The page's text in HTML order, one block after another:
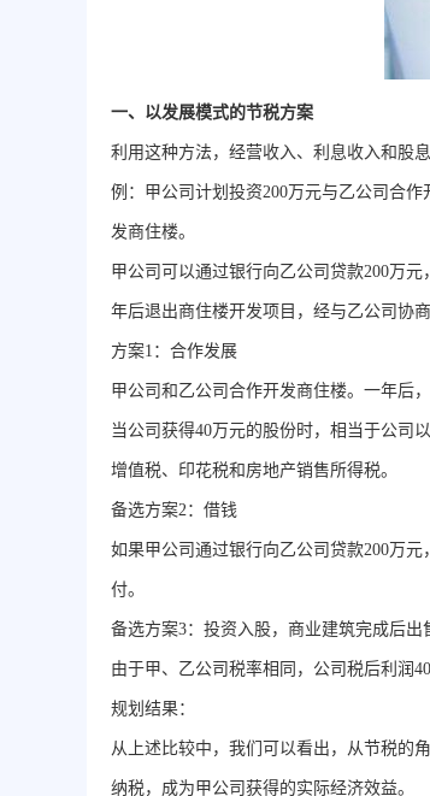
一、以发展模式的节税方案
利用这种方法，经营收入、利息收入和股
例：甲公司计划投资200万元与乙公司合
发商住楼。
甲公司可以通过银行向乙公司贷款200万
年后退出商住楼开发项目，经与乙公司协
方案1：合作发展
甲公司和乙公司合作开发商住楼。一年后
当公司获得40万元的股份时，相当于公司
增值税、印花税和房地产销售所得税。
备选方案2：借钱
如果甲公司通过银行向乙公司贷款200万
付。
备选方案3：投资入股，商业建筑完成后出
由于甲、乙公司税率相同，公司税后利润
规划结果：
从上述比较中，我们可以看出，从节税的
纳税，成为甲公司获得的实际经济效益。